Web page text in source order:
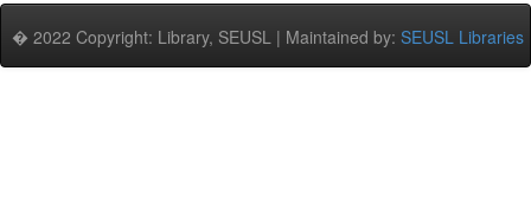
� 2022 Copyright: Library, SEUSL | Maintained by: SEUSL Libraries